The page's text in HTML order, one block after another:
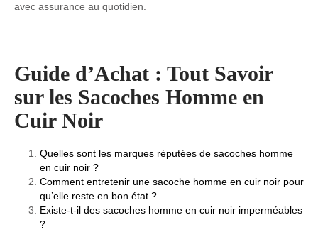
avec assurance au quotidien.
Guide d’Achat : Tout Savoir
sur les Sacoches Homme en
Cuir Noir
Quelles sont les marques réputées de sacoches homme
en cuir noir ?
Comment entretenir une sacoche homme en cuir noir pour
qu’elle reste en bon état ?
Existe-t-il des sacoches homme en cuir noir imperméables
?